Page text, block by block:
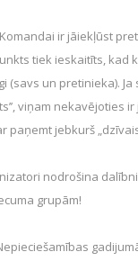
ir jāiekļūst
tiek ieskaitīts, kad
(savs un pretinieka).
viņam nekavējoties
paņemt jebkurš
nodrošina
grupām!
Siguldā
"Minotaurs"
kvests
ekskursijas
lāzertaga
ir plašs pakalpojumu
LASĪT
SŪTĪT